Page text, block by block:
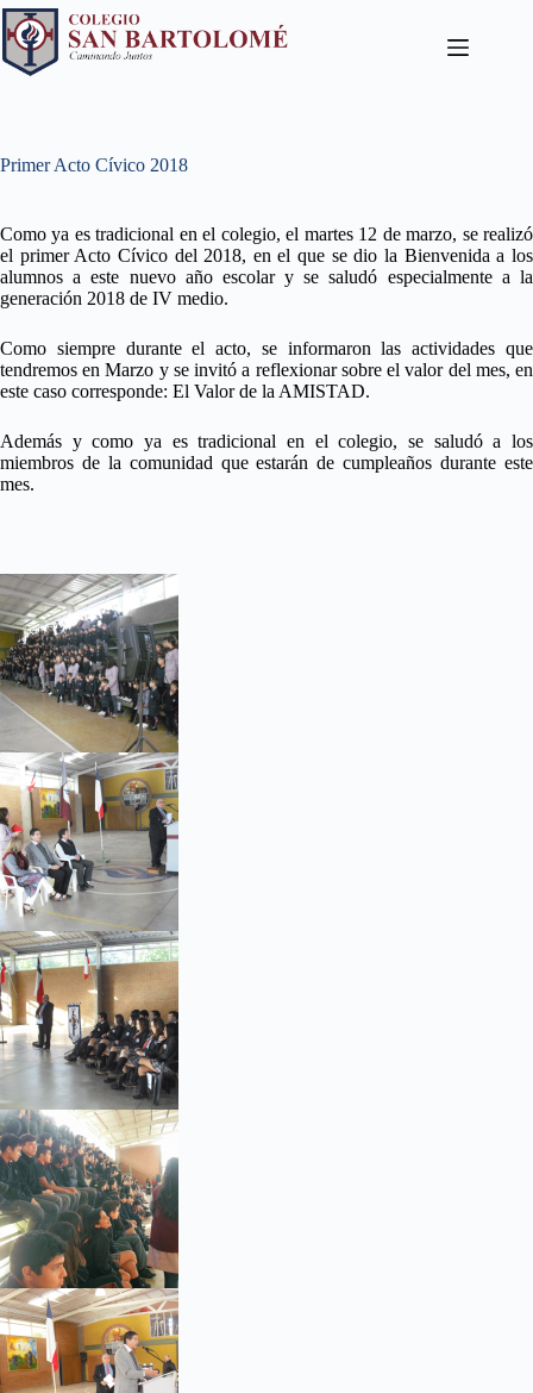
Primer Acto Cívico 2018
Como ya es tradicional en el colegio, el martes 12 de marzo, se realizó
el primer Acto Cívico del 2018, en el que se dio la Bienvenida a los
alumnos a este nuevo año escolar y se saludó especialmente a la
generación 2018 de IV medio.
Como siempre durante el acto, se informaron las actividades que
tendremos en Marzo y se invitó a reflexionar sobre el valor del mes, en
este caso corresponde: El Valor de la AMISTAD.
Además y como ya es tradicional en el colegio, se saludó a los
miembros de la comunidad que estarán de cumpleaños durante este
mes.